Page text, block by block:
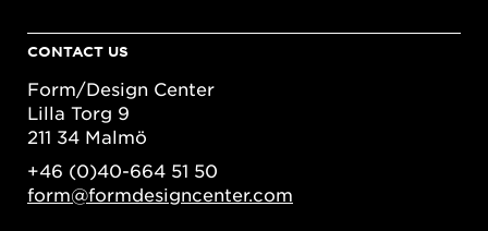
CONTACT US
Form/Design Center
Lilla Torg 9
211 34 Malmö
+46 (0)40-664 51 50
form@formdesigncenter.com